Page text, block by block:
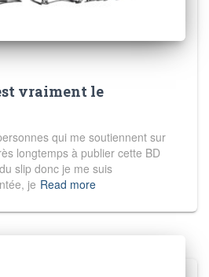
vraiment le
qui me soutiennent sur
longtemps à publier cette BD
slip donc je me suis
je Read more